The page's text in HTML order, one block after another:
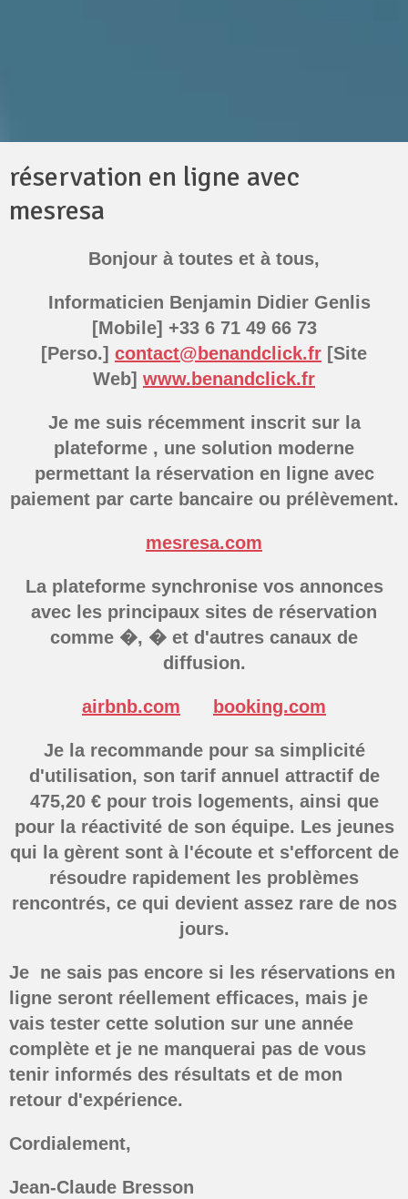
réservation en ligne avec
mesresa
Bonjour à toutes et à tous,
Informaticien Benjamin Didier Genlis
[Mobile] +33 6 71 49 66 73
[Perso.] contact@benandclick.fr [Site
Web] www.benandclick.fr
Je me suis récemment inscrit sur la
plateforme , une solution moderne
permettant la réservation en ligne avec
paiement par carte bancaire ou prélèvement.
mesresa.com
La plateforme synchronise vos annonces
avec les principaux sites de réservation
comme �, � et d'autres canaux de
diffusion.
airbnb.com booking.com
Je la recommande pour sa simplicité
d'utilisation, son tarif annuel attractif de
475,20 € pour trois logements, ainsi que
pour la réactivité de son équipe. Les jeunes
qui la gèrent sont à l'écoute et s'efforcent de
résoudre rapidement les problèmes
rencontrés, ce qui devient assez rare de nos
jours.
Je ne sais pas encore si les réservations en
ligne seront réellement efficaces, mais je
vais tester cette solution sur une année
complète et je ne manquerai pas de vous
tenir informés des résultats et de mon
retour d'expérience.
Cordialement,
Jean-Claude Bresson